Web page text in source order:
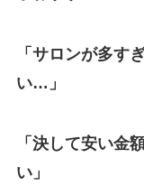
「サロンが多す
い…」
「決して安い金
い」